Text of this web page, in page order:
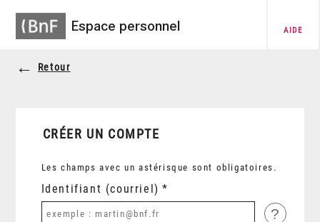
Espace personnel AIDE
Retour
CRÉER UN COMPTE
Les champs avec un astérisque sont obligatoires.
Identifiant (courriel)
?